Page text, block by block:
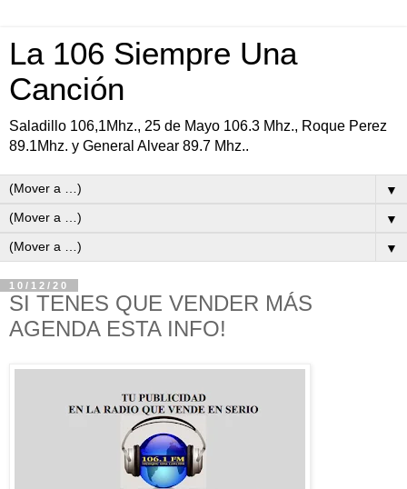
La 106 Siempre Una
Canción
Saladillo 106,1Mhz., 25 de Mayo 106.3 Mhz., Roque Perez
89.1Mhz. y General Alvear 89.7 Mhz..
▼
▼
▼
10/12/20
SI TENES QUE VENDER MÁS
AGENDA ESTA INFO!